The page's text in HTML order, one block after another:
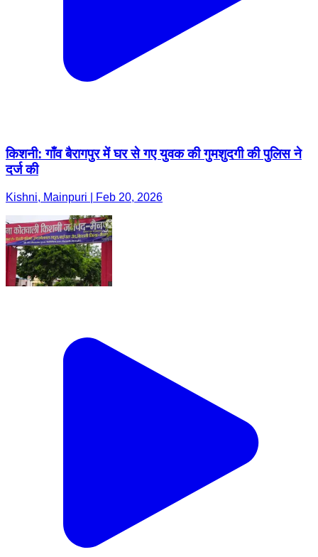
किशनी: गाँव बैरागपुर में घर से गए युवक की गुमशुदगी की पुलिस ने
दर्ज की
Kishni, Mainpuri | Feb 20, 2026